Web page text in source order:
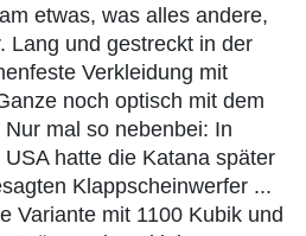
etwas, was alles andere,
Lang und gestreckt in der
Verkleidung mit
noch optisch mit dem
mal so nebenbei: In
hatte die Katana später
Klappscheinwerfer ...
Variante mit 1100 Kubik und